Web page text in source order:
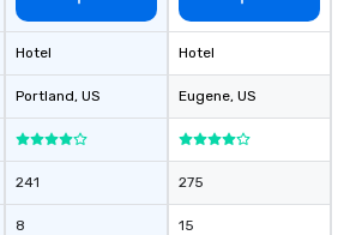
Hotel
Portland, US
241
8
Hotel
Eugene, US
275
15